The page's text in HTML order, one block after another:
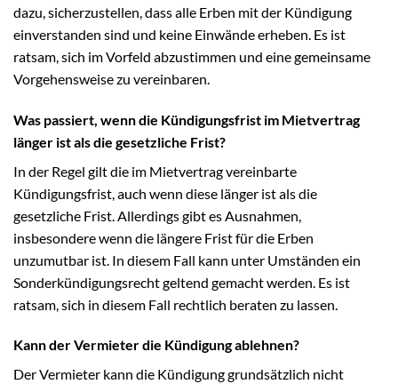
dazu, sicherzustellen, dass alle Erben mit der Kündigung
einverstanden sind und keine Einwände erheben. Es ist
ratsam, sich im Vorfeld abzustimmen und eine gemeinsame
Vorgehensweise zu vereinbaren.
Was passiert, wenn die Kündigungsfrist im Mietvertrag
länger ist als die gesetzliche Frist?
In der Regel gilt die im Mietvertrag vereinbarte
Kündigungsfrist, auch wenn diese länger ist als die
gesetzliche Frist. Allerdings gibt es Ausnahmen,
insbesondere wenn die längere Frist für die Erben
unzumutbar ist. In diesem Fall kann unter Umständen ein
Sonderkündigungsrecht geltend gemacht werden. Es ist
ratsam, sich in diesem Fall rechtlich beraten zu lassen.
Kann der Vermieter die Kündigung ablehnen?
Der Vermieter kann die Kündigung grundsätzlich nicht